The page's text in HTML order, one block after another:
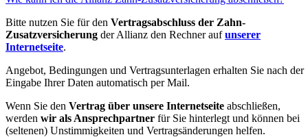
Bitte nutzen Sie für den Vertragsabschluss der Zahn-
Zusatzversicherung der Allianz den Rechner aufunserer
Internetseite.
Angebot, Bedingungen und Vertragsunterlagen erhalten Sie nach der
Eingabe Ihrer Daten automatisch per Mail.
Wenn Sie den Vertrag über unsere Internetseite abschließen,
werden wir als Ansprechpartner für Sie hinterlegt und können bei
(seltenen) Unstimmigkeiten und Vertragsänderungen helfen.